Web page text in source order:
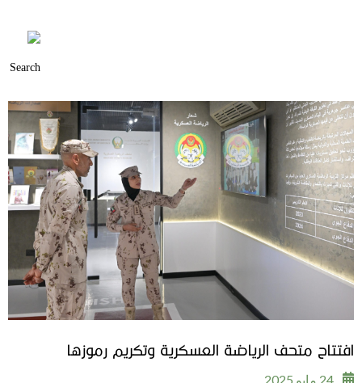
افتتاح متحف الرياضة العسكرية وتكريم رموزها
24 مايو 2025